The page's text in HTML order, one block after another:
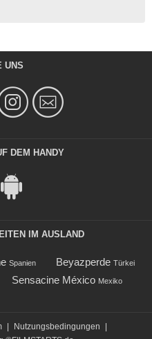
UNS
DEM HANDY
IM AUSLAND
Spanien Beyazperde Türkei
Sensacine México Mexiko
Nutzungsbedingungen